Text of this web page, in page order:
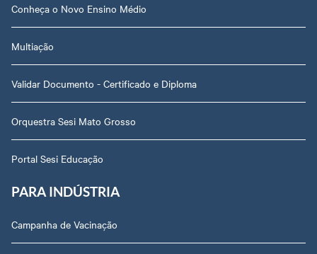
Conheça o Novo Ensino Médio
Multiação
Validar Documento - Certificado e Diploma
Orquestra Sesi Mato Grosso
Portal Sesi Educação
PARA INDÚSTRIA
Campanha de Vacinação